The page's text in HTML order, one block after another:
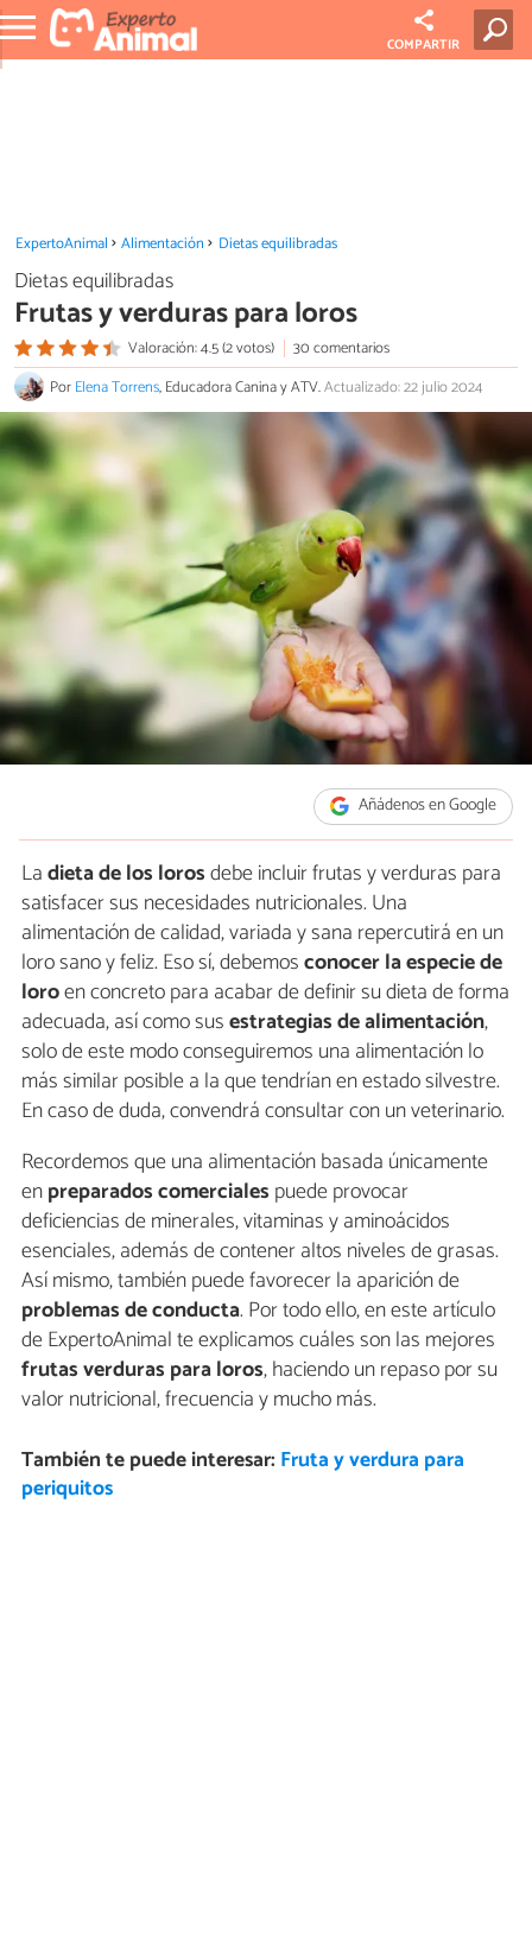
COMPARTIR
ExpertoAnimal Alimentación Dietas equilibradas
Dietas equilibradas
Frutas y verduras para loros
Valoración: 4.5 (2 votos)
30 comentarios
PorElena Torrens, Educadora Canina y ATV.Actualizado: 22 julio 2024
Añádenos en Google
Ladieta de los lorosdebe incluir frutas y verduras para
satisfacer sus necesidades nutricionales. Una
alimentación de calidad, variada y sana repercutirá en un
loro sano y feliz. Eso sí, debemosconocer la especie de
loroen concreto para acabar de definir su dieta de forma
adecuada, así como susestrategias de alimentación,
solo de este modo conseguiremos una alimentación lo
más similar posible a la que tendrían en estado silvestre.
En caso de duda, convendrá consultar con un veterinario.
Recordemos que una alimentación basada únicamente
enpreparados comerciales puede provocar
deficiencias de minerales, vitaminas y aminoácidos
esenciales, además de contener altos niveles de grasas.
Así mismo, también puede favorecer la aparición de
problemas de conducta. Por todo ello, en este artículo
de ExpertoAnimal te explicamos cuáles son las mejores
frutas verduras para loros, haciendo un repaso por su
valor nutricional, frecuencia y mucho más.
También te puede interesar: Fruta y verdura para
periquitos